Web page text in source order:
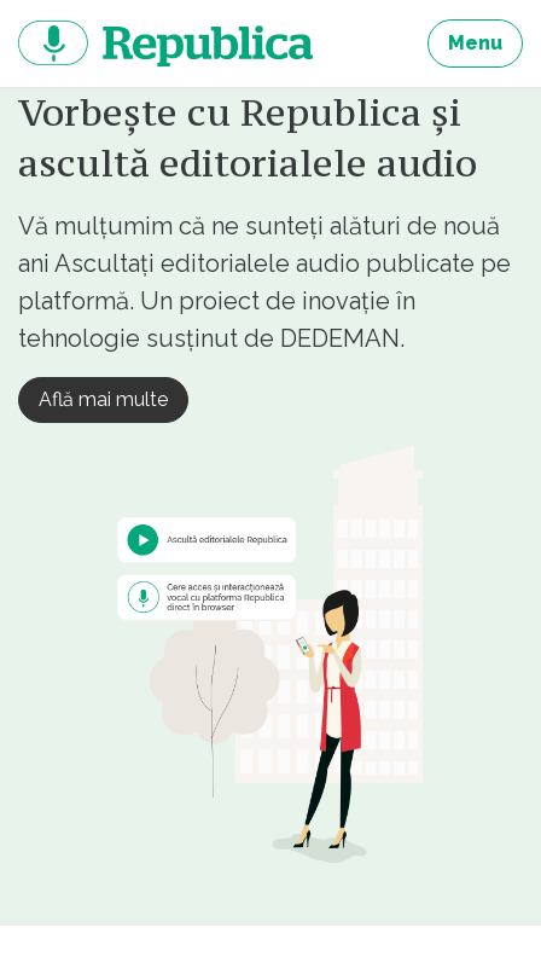
continut
Menu
Vorbește cu Republica și
ascultă editorialele audio
Vă mulțumim că ne sunteți alături de nouă
ani Ascultați editorialele audio publicate pe
platformă. Un proiect de inovație în
tehnologie susținut de DEDEMAN.
Află mai multe